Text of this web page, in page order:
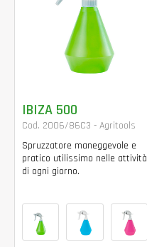
IBIZA 500
Cod. 2006/86C3 - Agritools
Spruzzatore maneggevole e
pratico utilissimo nelle attività
di ogni giorno.